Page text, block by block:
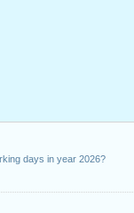
days in year 2026?